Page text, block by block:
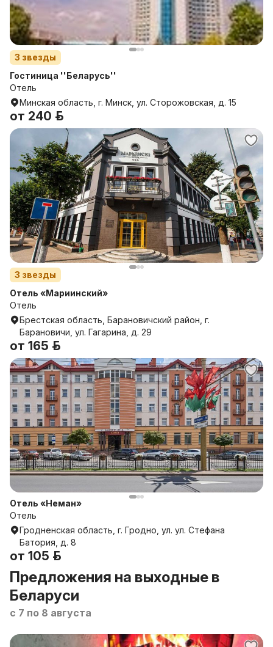
3 звезды
Гостиница ''Беларусь''
Отель
Минская область, г. Минск, ул. Сторожовская, д. 15
от 240 р.
3 звезды
Отель «Мариинский»
Отель
Брестская область, Барановичский район, г.
Барановичи, ул. Гагарина, д. 29
от 165 р.
Отель «Неман»
Отель
Гродненская область, г. Гродно, ул. ул. Стефана
Батория, д. 8
от 105 р.
Предложения на выходные в
Беларуси
с 7 по 8 августа